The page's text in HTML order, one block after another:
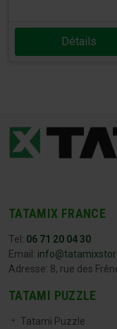
Détails
TATAMIX FRANCE
Tel: 06 71 20 04 30
Email:
Adresse: 8, rue des
TATAMI PUZZLE
Tatami Puzzle